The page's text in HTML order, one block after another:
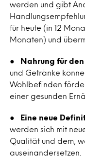
werden und gibt
für heute (in 12
Monaten) und
● Nahrung für
und Getränke
Wohlbefinden
einer gesunden
● Eine neue
werden sich mit
Qualität und dem,
auseinandersetzen.